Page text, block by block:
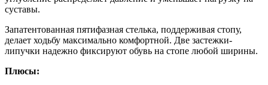
суставы.
Запатентованная пятифазная стелька, поддерживая стопу,
делает ходьбу максимально комфортной. Две застежки-
липучки надежно фиксируют обувь на стопе любой ширины.
Плюсы: